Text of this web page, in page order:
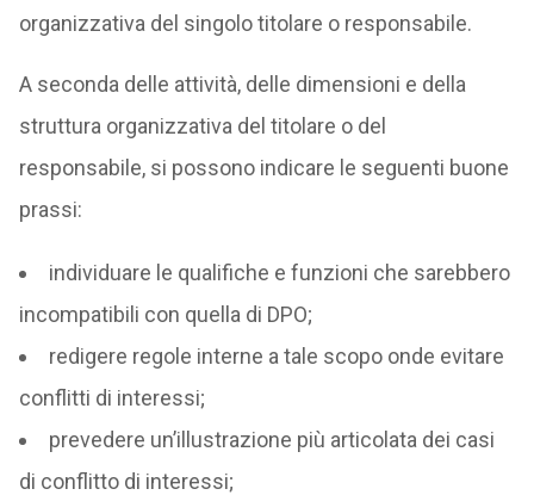
organizzativa del singolo titolare o responsabile.
A seconda delle attività, delle dimensioni e della
struttura organizzativa del titolare o del
responsabile, si possono indicare le seguenti buone
prassi:
individuare le qualifiche e funzioni che sarebbero
incompatibili con quella di DPO;
redigere regole interne a tale scopo onde evitare
conflitti di interessi;
prevedere un’illustrazione più articolata dei casi
di conflitto di interessi;